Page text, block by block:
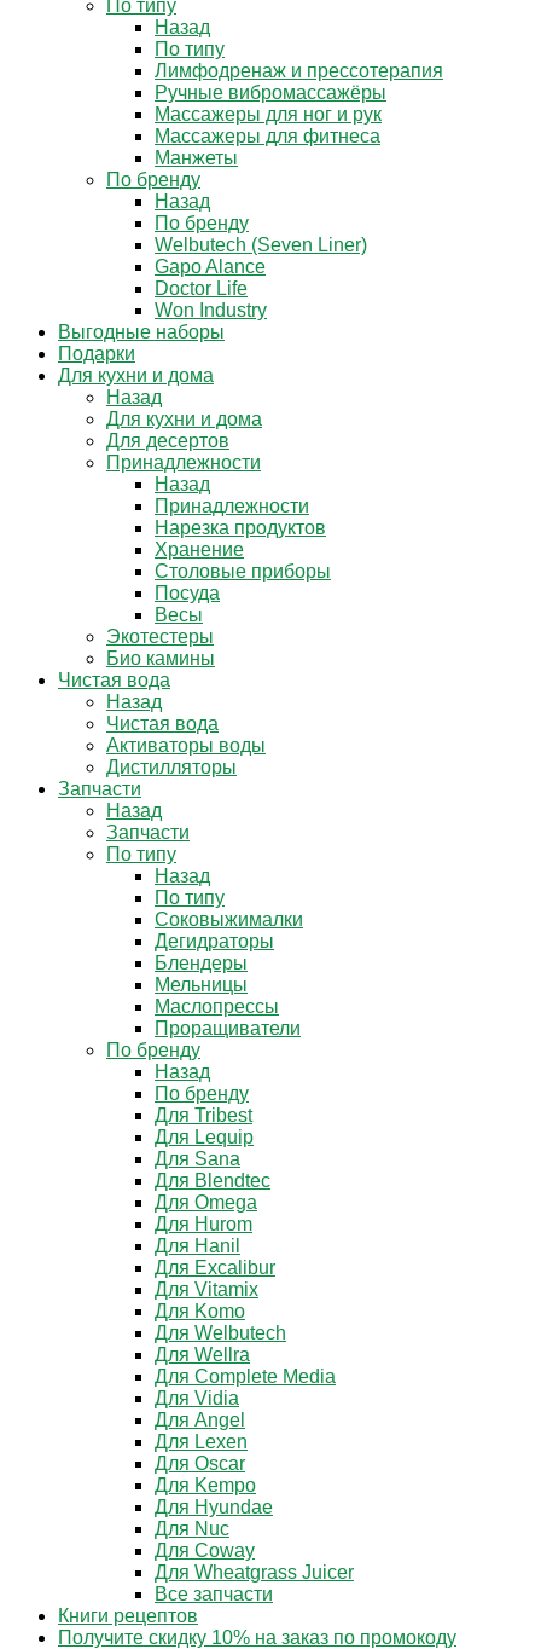
По типу
Назад
По типу
Лимфодренаж и прессотерапия
Ручные вибромассажёры
Массажеры для ног и рук
Массажеры для фитнеса
Манжеты
По бренду
Назад
По бренду
Welbutech (Seven Liner)
Gapo Alance
Doctor Life
Won Industry
Выгодные наборы
Подарки
Для кухни и дома
Назад
Для кухни и дома
Для десертов
Принадлежности
Назад
Принадлежности
Нарезка продуктов
Хранение
Столовые приборы
Посуда
Весы
Экотестеры
Био камины
Чистая вода
Назад
Чистая вода
Активаторы воды
Дистилляторы
Запчасти
Назад
Запчасти
По типу
Назад
По типу
Соковыжималки
Дегидраторы
Блендеры
Мельницы
Маслопрессы
Проращиватели
По бренду
Назад
По бренду
Для Tribest
Для Lequip
Для Sana
Для Blendtec
Для Omega
Для Hurom
Для Hanil
Для Excalibur
Для Vitamix
Для Komo
Для Welbutech
Для Wellra
Для Complete Media
Для Vidia
Для Angel
Для Lexen
Для Oscar
Для Kempo
Для Hyundae
Для Nuc
Для Coway
Для Wheatgrass Juicer
Все запчасти
Книги рецептов
Получите скидку 10% на заказ по промокоду